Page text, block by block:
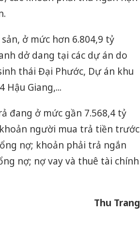
ở mức hơn 6.804,9 tỷ
dở dang tại các dự án do
thái Đại Phước, Dự án khu
Hậu Giang,...
đang ở mức gần 7.568,4 tỷ
người mua trả tiền trước
nợ; khoản phải trả ngắn
nợ; nợ vay và thuê tài chính
Thu Trang